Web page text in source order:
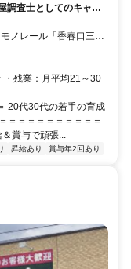
調査士としてのキャリ
・残業：月平均21～30
20代30代の若手の育成
＝＝＝＝＝＝＝＝＝＝
賞与で頑張...
昇給あり 賞与年2回あり